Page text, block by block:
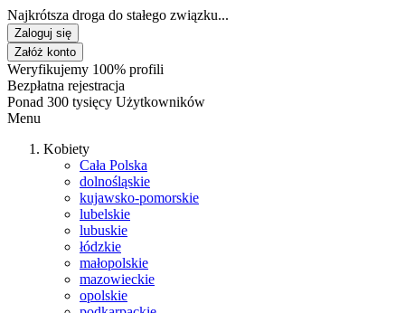
Najkrótsza droga do stałego związku...
Zaloguj się
Załóż konto
Weryfikujemy 100% profili
Bezpłatna rejestracja
Ponad 300 tysięcy Użytkowników
Menu
Kobiety
Cała Polska
dolnośląskie
kujawsko-pomorskie
lubelskie
lubuskie
łódzkie
małopolskie
mazowieckie
opolskie